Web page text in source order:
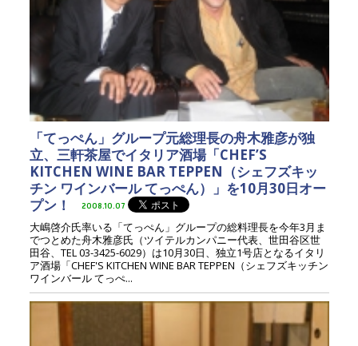
「てっぺん」グループ元総理長の舟木雅彦が独
立、三軒茶屋でイタリア酒場「CHEF’S
KITCHEN WINE BAR TEPPEN（シェフズキッ
チン ワインバール てっぺん）」を10月30日オー
プン！
2008.10.07
大嶋啓介氏率いる「てっぺん」グループの総料理長を今年3月ま
でつとめた舟木雅彦氏（ツイテルカンパニー代表、世田谷区世
田谷、TEL 03-3425-6029）は10月30日、独立1号店となるイタリ
ア酒場「CHEF'S KITCHEN WINE BAR TEPPEN（シェフズキッチン
ワインバール てっぺ...